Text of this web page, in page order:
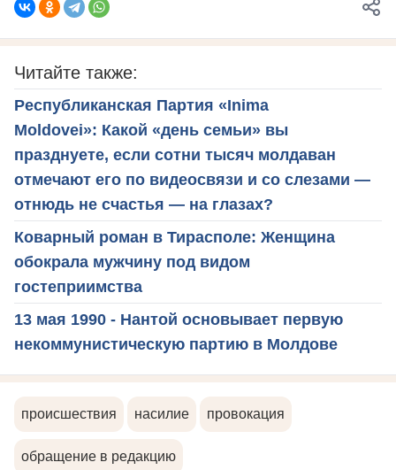
Читайте также:
Республиканская Партия «Inima
Moldovei»: Какой «день семьи» вы
празднуете, если сотни тысяч молдаван
отмечают его по видеосвязи и со слезами —
отнюдь не счастья — на глазах?
Коварный роман в Тирасполе: Женщина
обокрала мужчину под видом
гостеприимства
13 мая 1990 - Нантой основывает первую
некоммунистическую партию в Молдове
происшествия насилие провокация
обращение в редакцию